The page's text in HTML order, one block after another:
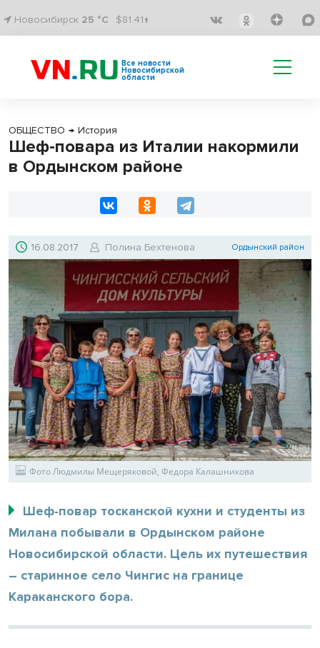
Новосибирск 25 °C $81.41↑
Все новости
Новосибирской
области
ОБЩЕСТВО → История
Шеф-повара из Италии накормили
в Ордынском районе
16.08.2017 Полина Бехтенова Ордынский район
Фото Людмилы Мещеряковой, Федора Калашникова
Шеф-повар тосканской кухни и студенты из
Милана побывали в Ордынском районе
Новосибирской области. Цель их путешествия
– старинное село Чингис на границе
Караканского бора.